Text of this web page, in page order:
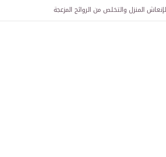
والسعودية وباكستان.. ما الهدف من التحالف الثلاثي؟